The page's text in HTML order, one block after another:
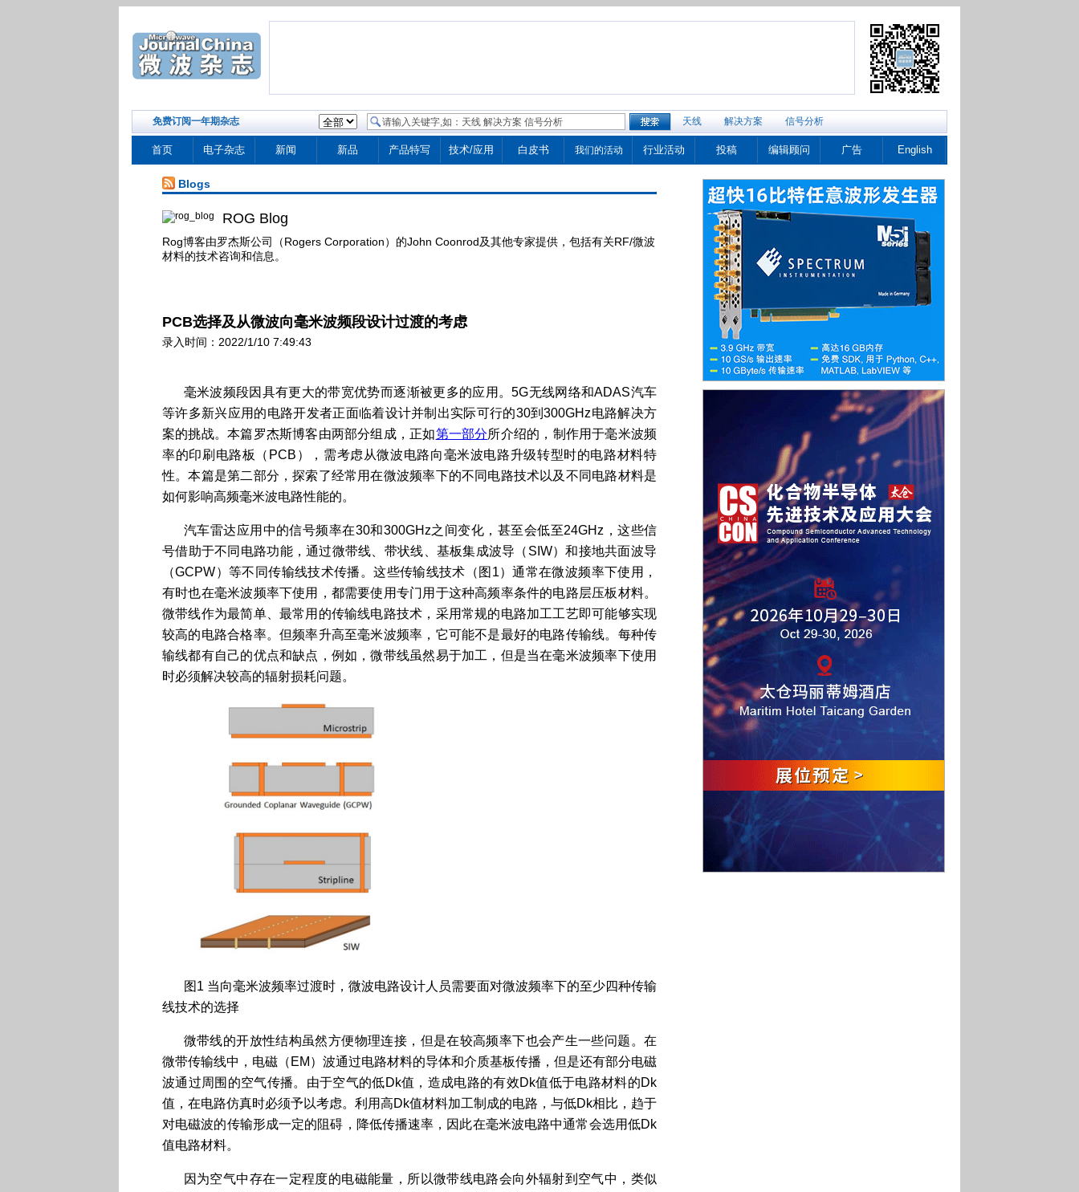
免费订阅一年期杂志 天线 解决方案 信号分析
首页 电子杂志 新闻 新品 产品特写 技术/应用 白皮书 我们的活动 行业活动 投稿 编辑顾问 广告 English
Blogs
ROG Blog
Rog博客由罗杰斯公司（Rogers Corporation）的John Coonrod及其他专家提供，包括有关RF/微波
材料的技术咨询和信息。
PCB选择及从微波向毫米波频段设计过渡的考虑
录入时间：2022/1/10 7:49:43
毫米波频段因具有更大的带宽优势而逐渐被更多的应用。5G无线网络和ADAS汽车
等许多新兴应用的电路开发者正面临着设计并制出实际可行的30到300GHz电路解决方
案的挑战。本篇罗杰斯博客由两部分组成，正如第一部分所介绍的，制作用于毫米波频
率的印刷电路板（PCB），需考虑从微波电路向毫米波电路升级转型时的电路材料特
性。本篇是第二部分，探索了经常用在微波频率下的不同电路技术以及不同电路材料是
如何影响高频毫米波电路性能的。
汽车雷达应用中的信号频率在30和300GHz之间变化，甚至会低至24GHz，这些信
号借助于不同电路功能，通过微带线、带状线、基板集成波导（SIW）和接地共面波导
（GCPW）等不同传输线技术传播。这些传输线技术（图1）通常在微波频率下使用，
有时也在毫米波频率下使用，都需要使用专门用于这种高频率条件的电路层压板材料。
微带线作为最简单、最常用的传输线电路技术，采用常规的电路加工工艺即可能够实现
较高的电路合格率。但频率升高至毫米波频率，它可能不是最好的电路传输线。每种传
输线都有自己的优点和缺点，例如，微带线虽然易于加工，但是当在毫米波频率下使用
时必须解决较高的辐射损耗问题。
图1 当向毫米波频率过渡时，微波电路设计人员需要面对微波频率下的至少四种传输
线技术的选择
微带线的开放性结构虽然方便物理连接，但是在较高频率下也会产生一些问题。在
微带传输线中，电磁（EM）波通过电路材料的导体和介质基板传播，但是还有部分电磁
波通过周围的空气传播。由于空气的低Dk值，造成电路的有效Dk值低于电路材料的Dk
值，在电路仿真时必须予以考虑。利用高Dk值材料加工制成的电路，与低Dk相比，趋于
对电磁波的传输形成一定的阻碍，降低传播速率，因此在毫米波电路中通常会选用低Dk
值电路材料。
因为空气中存在一定程度的电磁能量，所以微带线电路会向外辐射到空气中，类似